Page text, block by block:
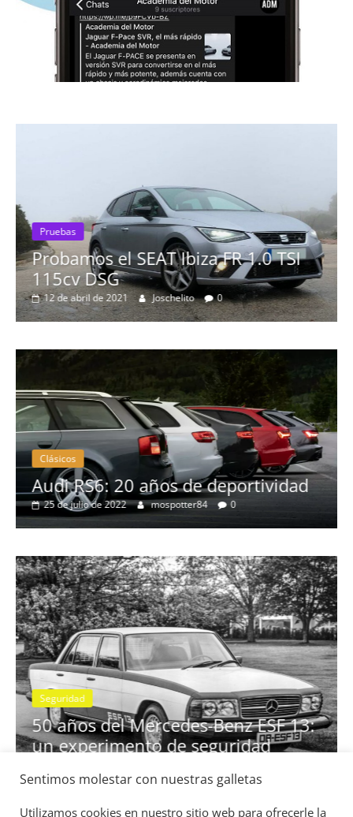
Pruebas
Probamos el SEAT Ibiza FR 1.0 TSI
115cv DSG
12 de abril de 2021 Joschelito 0
Clásicos
Audi RS6: 20 años de deportividad
25 de julio de 2022 mospotter84 0
Seguridad
50 años del Mercedes-Benz ESF 13:
un experimento de seguridad
Sentimos molestar con nuestras galletas
Utilizamos cookies en nuestro sitio web para ofrecerle la